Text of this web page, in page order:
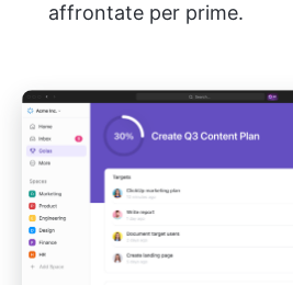
affrontate per prime.